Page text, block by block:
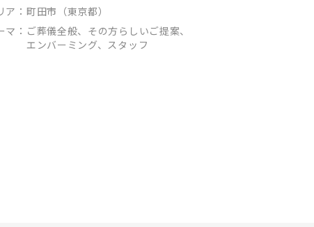
ア： 町田市（東京都）
マ： ご葬儀全般、その方らしいご提案、
エンバーミング、スタッフ